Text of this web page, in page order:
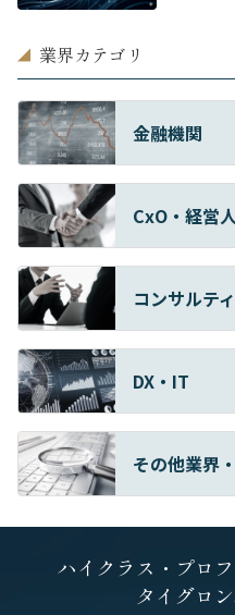
◢ 業界カテゴリ
金融機関
CxO・経営
コンサルテ
DX・IT
その他業界
ハイクラス・プロ
タイグロ